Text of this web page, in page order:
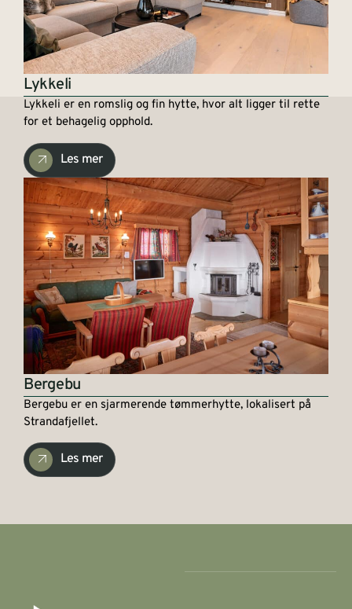
Lykkeli
Lykkeli er en romslig og fin hytte, hvor alt ligger til rette
for et behagelig opphold.
Les mer
Bergebu
Bergebu er en sjarmerende tømmerhytte, lokalisert på
Strandafjellet.
Les mer